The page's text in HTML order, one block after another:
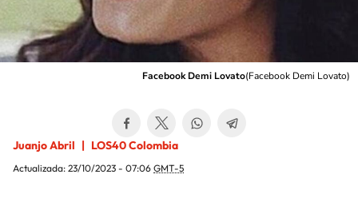
Facebook Demi Lovato(Facebook Demi Lovato)
Juanjo Abril LOS40 Colombia
Actualizada: 23/10/2023 - 07:06 GMT-5